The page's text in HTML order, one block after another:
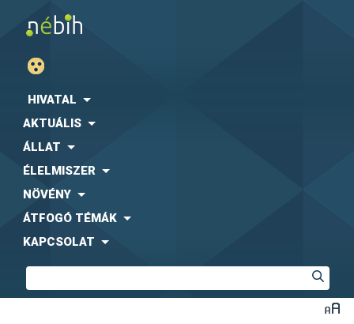
HIVATAL
AKTUÁLIS
ÁLLAT
ÉLELMISZER
NÖVÉNY
ÁTFOGÓ TÉMÁK
KAPCSOLAT